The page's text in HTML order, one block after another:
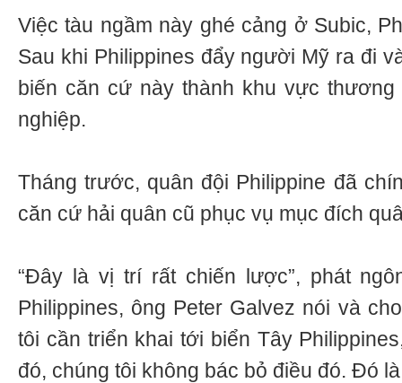
Việc tàu ngầm này ghé cảng ở Subic,
Sau khi Philippines đẩy người Mỹ ra đi
biến căn cứ này thành khu vực
nghiệp.
Tháng trước, quân đội Philippine đã
căn cứ hải quân cũ phục vụ mục đích
“Đây là vị trí rất chiến lược”, phát
Philippines, ông Peter Galvez nói và
tôi cần triển khai tới biển Tây
đó, chúng tôi không bác bỏ điều đó. Đó